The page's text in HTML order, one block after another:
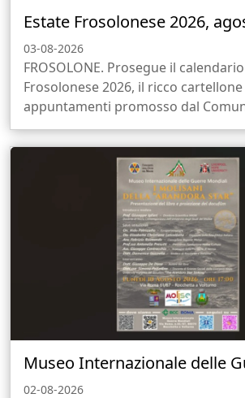
Estate Frosolonese 2026,
03-08-2026
FROSOLONE. Prosegue il
Frosolonese 2026, il ricco
appuntamenti promosso dal
Museo Internazionale delle
02-08-2026